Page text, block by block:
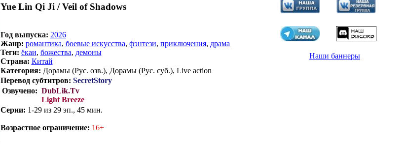
Yue Lin Qi Ji / Veil of Shadows
Год выпуска: 2026
Жанр: романтика, боевые искусства, фэнтези, приключения, драма
Теги: ёкаи, божества, демоны
Страна: Китай
Категория: Дорамы (Рус. озв.), Дорамы (Рус. суб.), Live action
Перевод субтитров: SecretStory
Озвучено: DubLik.Tv
Light Breeze
Серии: 1-29 из 29 эп., 45 мин.
Возрастное ограничение: 16+
Наши баннеры